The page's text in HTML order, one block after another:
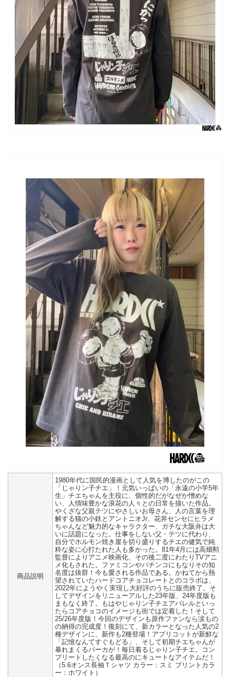
商品説明
1980年代に国民的漫画として人気を博したのがこの
「じゃりン子チエ」！元気いっぱいの「永遠の小学5年
生」チエちゃんを主役に、個性的だがなぜか憎めな
い、人情味豊かな浪花の人々との日常を描いた作品。
やくざな父親テツにやさしいお母さん、人の言葉を理
解する猫の小鉄とアントニオJr、花井センセにヒラメ
ちゃんなど魅力的なキャラクター、ガチな大阪弁は大
いに話題になった。仕事をしない父・テツに代わり、
自分でホルモン焼き屋を切り盛りするチエの健気で純
粋な姿に心打たれた人も多かった。81年4月には高畑勲
監督によりアニメ映画化、その後二度にわたりTVアニ
メ化もされた。ファミコンやパチンコにもなりその知
名度は抜群！今も愛される作品である。かねてから熱
望されていたハードコアチョコレートとのコラボは、
2022年にようやく実現し大好評のうちに販売終了。そ
してデザインをリニューアルした23年版、24年度版も
まもなく終了。もはやじゃりン子チエアパレルといっ
たらコアチョコのイメージも街では定着した！そして
25/26年度版！今回のデザインも原作ファンなら涙もの
の納得の完成度！復刻にて、新カラーとなった人気の2
種デザインに、新作も2種登場！アプリコットが新鮮な
「記憶なんてすぐもどる」、そして初期チエちゃんが
暴れまくるパーカが！毎日着るじゃりン子チエ。コン
プリートしたくなる最高のにキュートなアイテムだ！
（5.6オンス長袖Ｔシャツ カラー：スミ プリントカラ
ー：ホワイト）